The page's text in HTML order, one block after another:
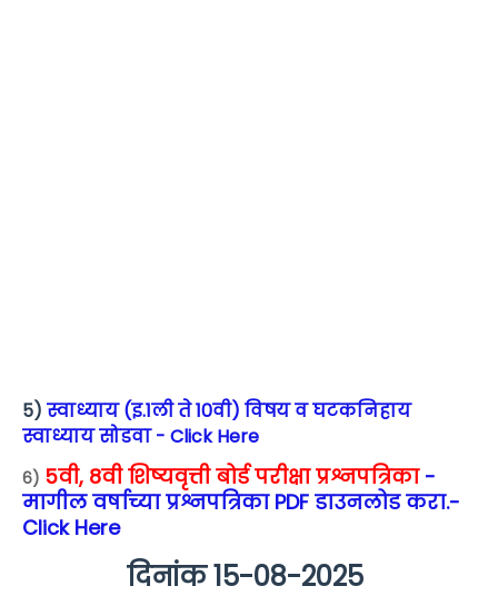
5) स्वाध्याय (इ.1ली ते 10वी) विषय व घटकनिहाय
स्वाध्याय सोडवा - Click Here
6) 5वी, 8वी शिष्यवृत्ती बोर्ड परीक्षा प्रश्नपत्रिका -
मागील वर्षाच्या प्रश्नपत्रिका PDF डाउनलोड करा.-
Click Here
दिनांक 15-08-2025